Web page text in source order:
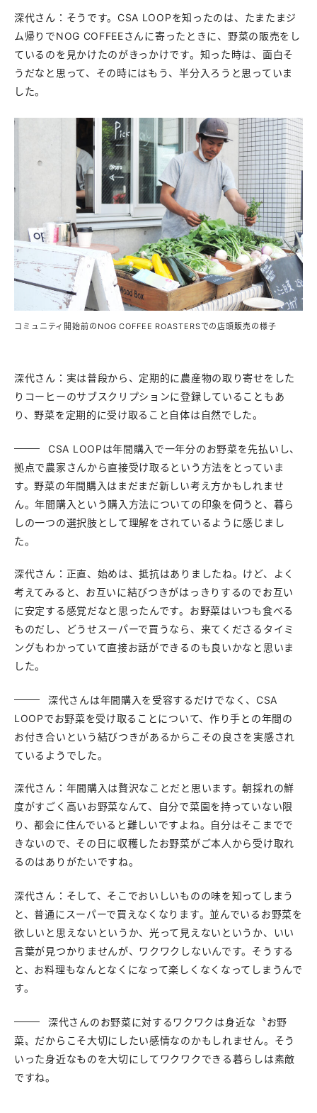
深代さん：そうです。CSA LOOPを知ったのは、たまたまジ
ム帰りでNOG COFFEEさんに寄ったときに、野菜の販売をし
ているのを見かけたのがきっかけです。知った時は、面白そ
うだなと思って、その時にはもう、半分入ろうと思っていま
した。
コミュニティ開始前のNOG COFFEE ROASTERSでの店頭販売の様子
深代さん：実は普段から、定期的に農産物の取り寄せをした
りコーヒーのサブスクリプションに登録していることもあ
り、野菜を定期的に受け取ること自体は自然でした。
CSA LOOPは年間購入で一年分のお野菜を先払いし、
拠点で農家さんから直接受け取るという方法をとっていま
す。野菜の年間購入はまだまだ新しい考え方かもしれませ
ん。年間購入という購入方法についての印象を伺うと、暮ら
しの一つの選択肢として理解をされているように感じまし
た。
深代さん：正直、始めは、抵抗はありましたね。けど、よく
考えてみると、お互いに結びつきがはっきりするのでお互い
に安定する感覚だなと思ったんです。お野菜はいつも食べる
ものだし、どうせスーパーで買うなら、来てくださるタイミ
ングもわかっていて直接お話ができるのも良いかなと思いま
した。
深代さんは年間購入を受容するだけでなく、CSA
LOOPでお野菜を受け取ることについて、作り手との年間の
お付き合いという結びつきがあるからこその良さを実感され
ているようでした。
深代さん：年間購入は贅沢なことだと思います。朝採れの鮮
度がすごく高いお野菜なんて、自分で菜園を持っていない限
り、都会に住んでいると難しいですよね。自分はそこまでで
きないので、その日に収穫したお野菜がご本人から受け取れ
るのはありがたいですね。
深代さん：そして、そこでおいしいものの味を知ってしまう
と、普通にスーパーで買えなくなります。並んでいるお野菜を
欲しいと思えないというか、光って見えないというか、いい
言葉が見つかりませんが、ワクワクしないんです。そうする
と、お料理もなんとなくになって楽しくなくなってしまうんで
す。
深代さんのお野菜に対するワクワクは身近な〝お野
菜〟だからこそ大切にしたい感情なのかもしれません。そう
いった身近なものを大切にしてワクワクできる暮らしは素敵
ですね。